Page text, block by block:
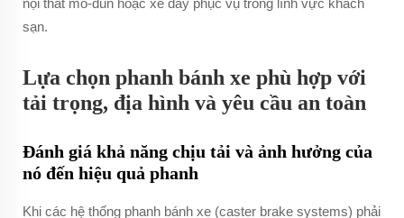
nội thất mô-đun hoặc xe đẩy phục vụ trong lĩnh vực khách
sạn.
Lựa chọn phanh bánh xe phù hợp với
tải trọng, địa hình và yêu cầu an toàn
Đánh giá khả năng chịu tải và ảnh hưởng của
nó đến hiệu quả phanh
Khi các hệ thống phanh bánh xe (caster brake systems) phải